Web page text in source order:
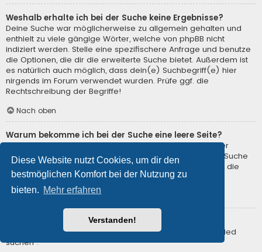
Diese Website nutzt Cookies, um dir den
bestmöglichen Komfort bei der Nutzung zu
bieten. Mehr erfahren
Verstanden!
Weshalb erhalte ich bei der Suche keine Ergebnisse?
Deine Suche war möglicherweise zu allgemein gehalten und
enthielt zu viele gängige Wörter, welche von phpBB nicht
indiziert werden. Stelle eine spezifischere Anfrage und benutze
die Optionen, die dir die erweiterte Suche bietet. Außerdem ist
es natürlich auch möglich, dass dein(e) Suchbegriff(e) hier
nirgends im Forum verwendet wurden. Prüfe ggf. die
Rechtschreibung der Begriffe!
Nach oben
Warum bekomme ich bei der Suche eine leere Seite?
Deine Suche lieferte zu viele Ergebnisse, somit konnte der
Webserver sie nicht verarbeiten. Benutze die erweiterte Suche
und gib spezifischere Suchbegriffe ein oder beschränke die
Suche auf verschiedene Unterforen.
Nach oben
Wie kann ich nach Mitgliedern suchen?
Gehe zur Mitgliederliste und klicke auf „Nach einem Mitglied
suchen“.